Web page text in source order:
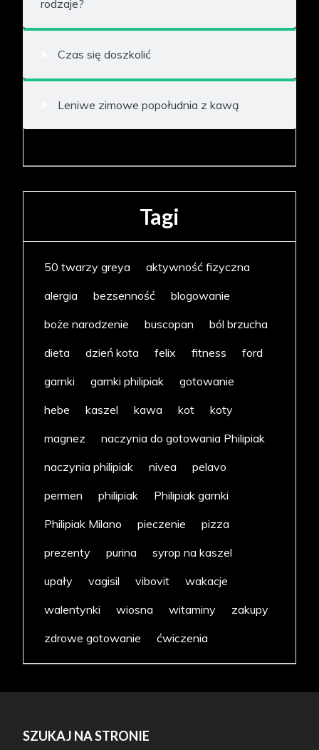
rodzaje?
Czas się doszkolić
Leniwe zimowe popołudnia z kawą
Tagi
50 twarzy greya
aktywność fizyczna
alergia
bezsenność
blogowanie
boże narodzenie
buscopan
ból brzucha
dieta
dzień kota felix fitness
ford
garnki
garnki philipiak
gotowanie
hebe
kaszel kawa kot
koty
magnez
naczynia do gotowania Philipiak
naczynia philipiak
nivea
pelavo
permen
philipiak
Philipiak garnki
Philipiak Milano
pieczenie
pizza
prezenty
purina
syrop na kaszel
upały
vagisil vibovit
wakacje
walentynki
wiosna witaminy
zakupy
zdrowe gotowanie
ćwiczenia
SZUKAJ NA STRONIE